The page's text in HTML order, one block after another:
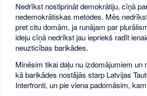
Nedrīkst nostiprināt demokrātiju, cīņā
nedemokrātiskas metodes. Mēs
pret citu domām, ja runājam par
ideju cīņā nedrīkst jau iepriekš radīt
neuzticības barikādes.
Minēsim tikai daļu nu izdomājumiem un
kā barikādes nostājās starp Latvijas
Interfronti, un pie viena padomāsim,